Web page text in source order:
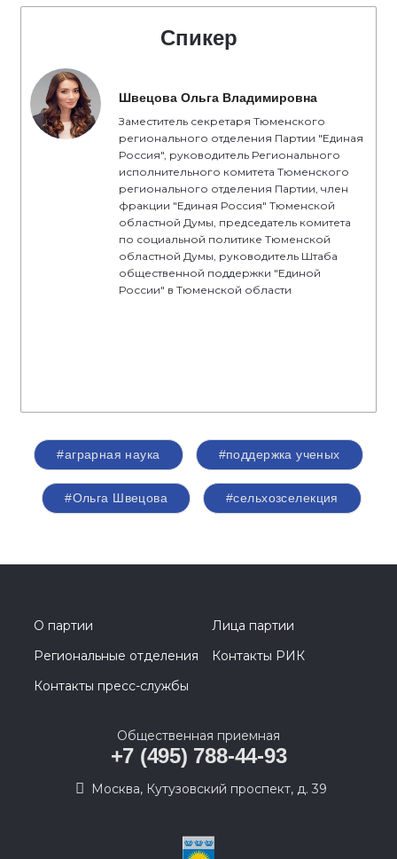
Спикер
Швецова Ольга Владимировна
Заместитель секретаря Тюменского
регионального отделения Партии "Единая
Россия", руководитель Регионального
исполнительного комитета Тюменского
регионального отделения Партии, член
фракции "Единая Россия" Тюменской
областной Думы, председатель комитета
по социальной политике Тюменской
областной Думы, руководитель Штаба
общественной поддержки "Единой
России" в Тюменской области
#аграрная наука #поддержка ученых
#Ольга Швецова #сельхозселекция
О партии
Лица партии
Региональные отделения
Контакты РИК
Контакты пресс-службы
Общественная приемная
+7 (495) 788-44-93
Москва, Кутузовский проспект, д. 39